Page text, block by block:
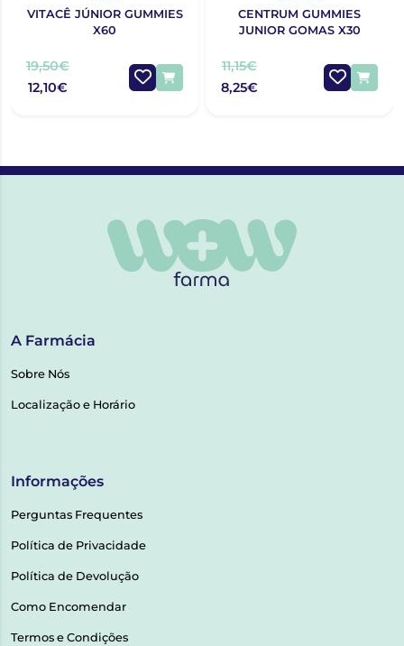
VITACÊ JÚNIOR GUMMIES
X60
19,50€
12,10€
CENTRUM GUMMIES
JUNIOR GOMAS X30
11,15€
8,25€
A Farmácia
Sobre Nós
Localização e Horário
Informações
Perguntas Frequentes
Política de Privacidade
Política de Devolução
Como Encomendar
Termos e Condições